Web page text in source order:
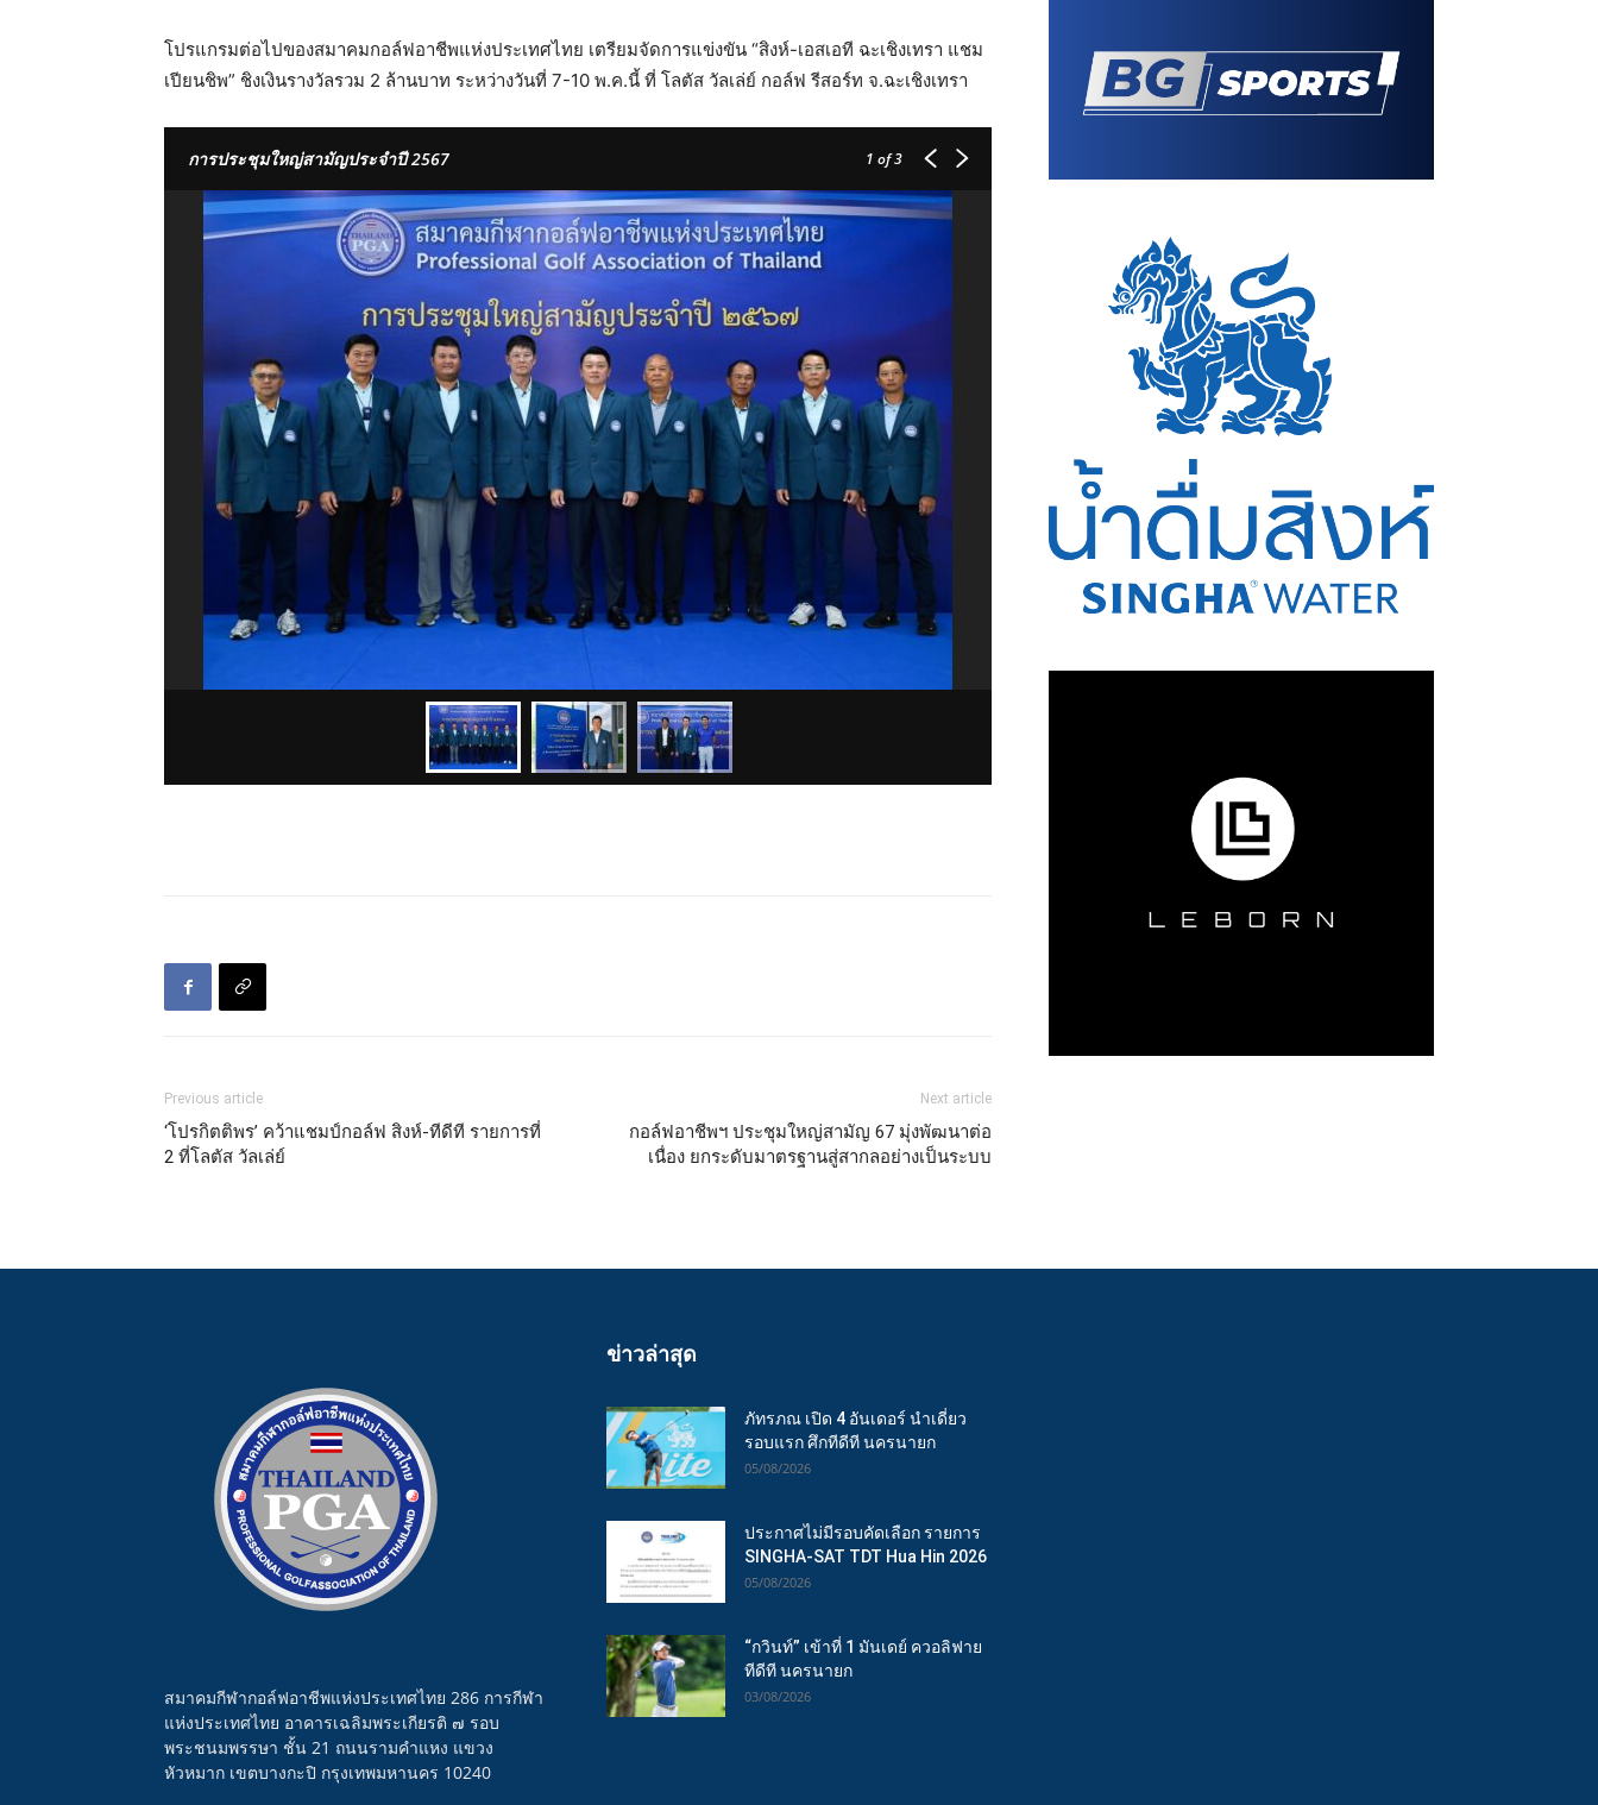
โปรแกรมต่อไปของสมาคมกอล์ฟอาชีพแห่งประเทศไทย เตรียมจัดการแข่งขัน “สิงห์-เอสเอที ฉะเชิงเทรา แชม
เปียนชิพ” ชิงเงินรางวัลรวม 2 ล้านบาท ระหว่างวันที่ 7-10 พ.ค.นี้ ที่ โลตัส วัลเล่ย์ กอล์ฟ รีสอร์ท จ.ฉะเชิงเทรา
การประชุมใหญ่สามัญประจำปี 2567 1 of 3
Previous article
‘โปรกิตติพร’ คว้าแชมป์กอล์ฟ สิงห์-ทีดีที รายการที่
2 ที่โลตัส วัลเล่ย์
Next article
กอล์ฟอาชีพฯ ประชุมใหญ่สามัญ 67 มุ่งพัฒนาต่อ
เนื่อง ยกระดับมาตรฐานสู่สากลอย่างเป็นระบบ
สมาคมกีฬากอล์ฟอาชีพแห่งประเทศไทย 286 การกีฬา
แห่งประเทศไทย อาคารเฉลิมพระเกียรติ ๗ รอบ
พระชนมพรรษา ชั้น 21 ถนนรามคำแหง แขวง
หัวหมาก เขตบางกะปิ กรุงเทพมหานคร 10240
ข่าวล่าสุด
ภัทรภณ เปิด 4 อันเดอร์ นำเดี่ยว
รอบแรก ศึกทีดีที นครนายก
05/08/2026
ประกาศไม่มีรอบคัดเลือก รายการ
SINGHA-SAT TDT Hua Hin 2026
05/08/2026
“กวินท์” เข้าที่ 1 มันเดย์ ควอลิฟาย
ทีดีที นครนายก
03/08/2026